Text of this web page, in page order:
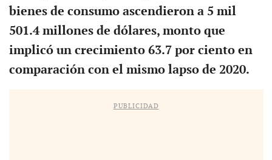
bienes de consumo ascendieron a 5 mil
501.4 millones de dólares, monto que
implicó un crecimiento 63.7 por ciento en
comparación con el mismo lapso de 2020.
PUBLICIDAD